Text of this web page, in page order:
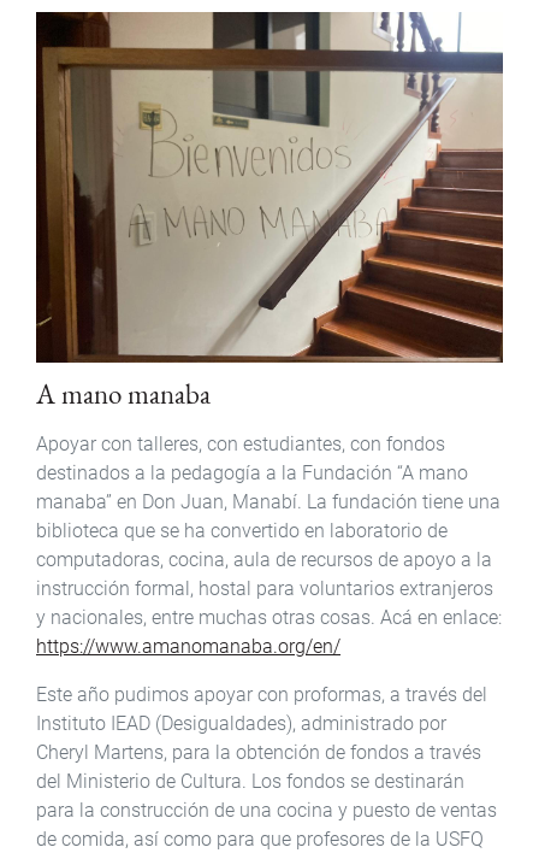
A mano manaba
Apoyar con talleres, con estudiantes, con fondos
destinados a la pedagogía a la Fundación “A mano
manaba” en Don Juan, Manabí. La fundación tiene una
biblioteca que se ha convertido en laboratorio de
computadoras, cocina, aula de recursos de apoyo a la
instrucción formal, hostal para voluntarios extranjeros
y nacionales, entre muchas otras cosas. Acá en enlace:
https://www.amanomanaba.org/en/
Este año pudimos apoyar con proformas, a través del
Instituto IEAD (Desigualdades), administrado por
Cheryl Martens, para la obtención de fondos a través
del Ministerio de Cultura. Los fondos se destinarán
para la construcción de una cocina y puesto de ventas
de comida, así como para que profesores de la USFQ